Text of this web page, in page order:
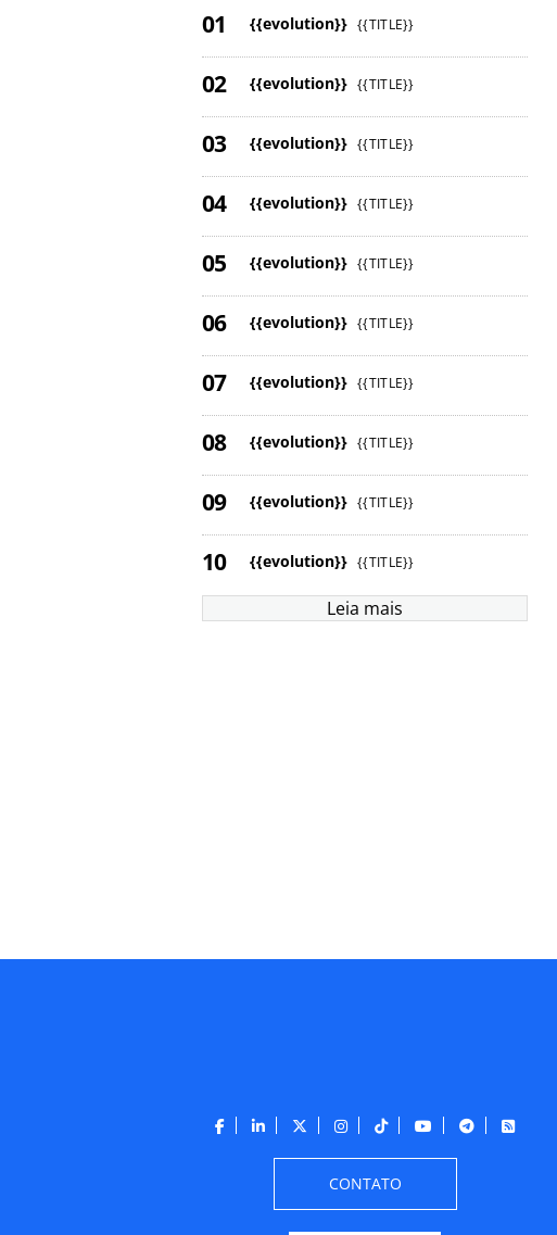
{{evolution}} {{TITLE}}
{{evolution}} {{TITLE}}
{{evolution}} {{TITLE}}
{{evolution}} {{TITLE}}
{{evolution}} {{TITLE}}
{{evolution}} {{TITLE}}
{{evolution}} {{TITLE}}
{{evolution}} {{TITLE}}
{{evolution}} {{TITLE}}
{{evolution}} {{TITLE}}
Leia mais
CONTATO